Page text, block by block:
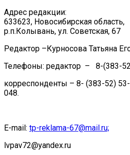
Адрес редакции:
633623, Новосибирская
р.п.Колывань, ул. Советская, 67
Редактор –Курносова Татьяна
Телефоны: редактор – 8-(383-
корреспонденты – 8- (383-52)
048.
E-mail: tp-reklama-67@mail.ru;
lvpav72@yandex.ru